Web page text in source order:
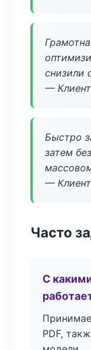
снизили
—
Быстро
затем
—
Часто
С
PDF,